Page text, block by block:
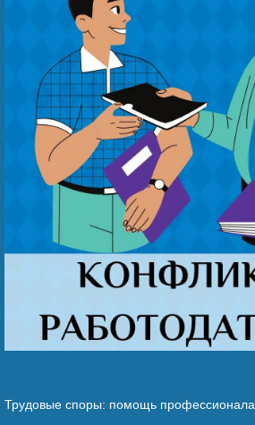
Наши победы
Видео о нас
Трудовые споры: помощь профессионала